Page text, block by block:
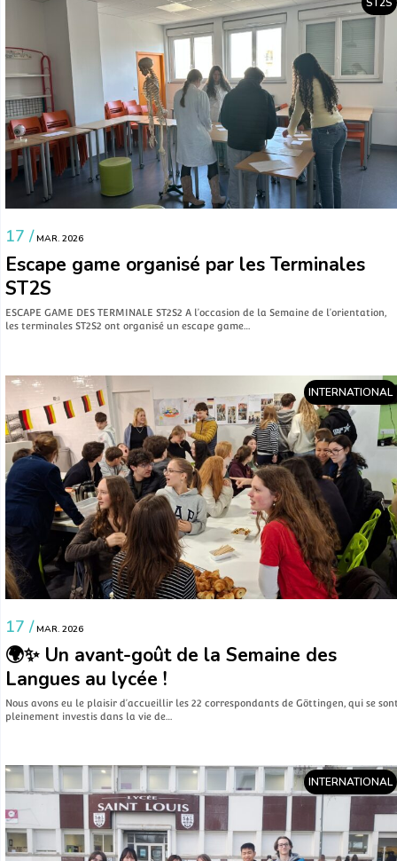
17 / MAR. 2026
Escape game organisé par les Terminales
ST2S
ESCAPE GAME DES TERMINALE ST2S2 A l’occasion de la Semaine de l’orientation,
les terminales ST2S2 ont organisé un escape game…
INTERNATIONAL
17 / MAR. 2026
🌍✨ Un avant-goût de la Semaine des
Langues au lycée !
Nous avons eu le plaisir d’accueillir les 22 correspondants de Göttingen, qui se
pleinement investis dans la vie de…
INTERNATIONAL